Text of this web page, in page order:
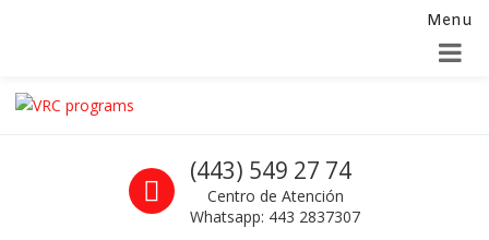
Menu
Skip to navigation
Skip to content
La seguridad de su empresa es nuestro negocio.
Call us
(443) 549 27 74
Centro de Atención
Whatsapp: 443 2837307